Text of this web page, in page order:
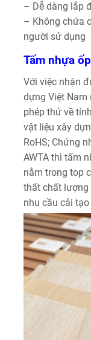
– Dễ dàng lắp
– Không chứa
người sử dụng
Tấm nhựa
Với việc nhận
dựng Việt Nam
phép thử về
vật liệu xây
RoHS; Chứng
AWTA thì tấm
nằm trong top
thất chất
nhu cầu cải